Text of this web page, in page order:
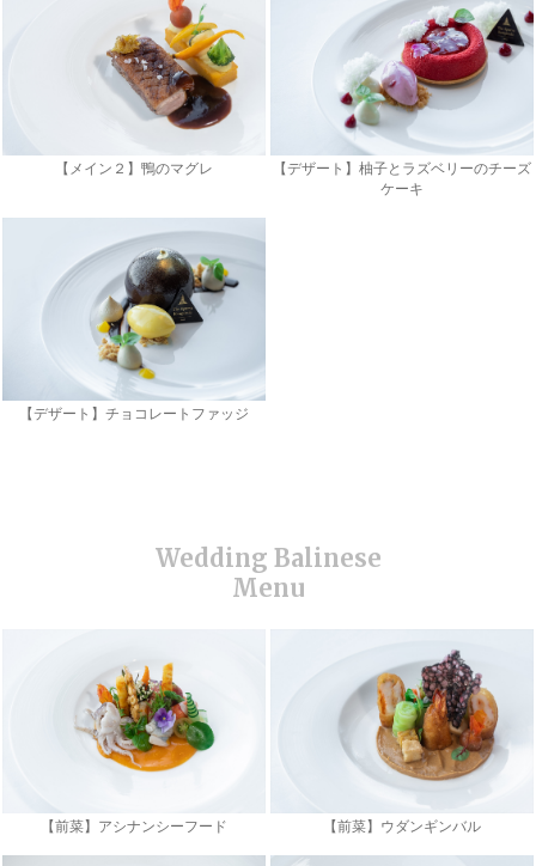
【メイン２】鴨のマグレ
【デザート】柚子とラズベリーのチーズ
ケーキ
【デザート】チョコレートファッジ
【前菜】アシナンシーフード 【前菜】ウダンギンバル